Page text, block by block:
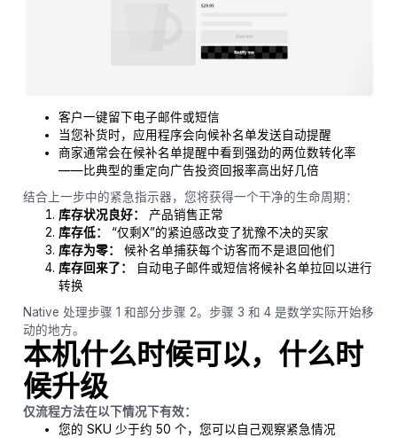
客户一键留下电子邮件或短信
当您补货时，应用程序会向候补名单发送自动提醒
商家通常会在候补名单提醒中看到强劲的两位数转化率
——比典型的重定向广告投资回报率高出好几倍
结合上一步中的紧急指示器，您将获得一个干净的生命周期：
库存状况良好：
产品销售正常
库存低：
“仅剩X”的紧迫感改变了犹豫不决的买家
库存为零：
候补名单捕获每个访客而不是退回他们
库存回来了：
自动电子邮件或短信将候补名单拉回以进行
转换
Native 处理步骤 1 和部分步骤 2。步骤 3 和 4 是数学实际开始移
动的地方。
本机什么时候可以，什么时
候升级
仅流程方法在以下情况下有效：
您的 SKU 少于约 50 个，您可以自己观察紧急情况